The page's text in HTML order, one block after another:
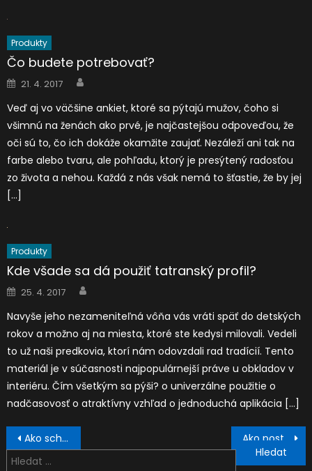
Produkty
Čo budete potrebovať?
Posted
on
21. 4. 2017
Veď aj vo väčšine ankiet, ktoré sa pýtajú mužov, čoho si
všimnú na ženách ako prvé, je najčastejšou odpoveďou, že
oči sú to, čo ich dokáže okamžite zaujať. Nezáleží ani tak na
farbe alebo tvaru, ale pohľadu, ktorý je presýtený radosťou
zo života a nehou. Každá z nás však nemá to šťastie, že by jej
[…]
Produkty
Kde všade sa dá použiť tatranský profil?
Posted
on
25. 4. 2017
Navyše jeho nezameniteľná vôňa vás vráti späť do detských
rokov a možno aj na miesta, ktoré ste kedysi milovali. Vedeli
to už naši predkovia, ktorí nám odovzdali rad tradícií. Tento
materiál je v súčasnosti najpopulárnejší práve u obkladov v
interiéru. Čím všetkým sa pýši? o univerzálne použitie o
nadčasovosť o atraktívny vzhľad o jednoduchá aplikácia […]
Navigace
pro
Ako schudnúť a zabaviť sa pri tom?
Vyhledávání